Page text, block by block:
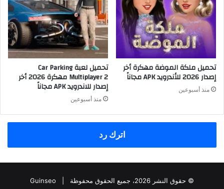
تحميل ملكة الموضة مهكرة أخر
إصدار 2026 للأندرويد APK مجاناً
منذ أسبوعين
تحميل لعبة Car Parking
Multiplayer 2 مهكرة 2026 أخر
إصدار للاندرويد APK مجاناً
منذ أسبوعين
اترك رد
© حقوق النشر 2026، جميع الحقوق محفوظة | Guinseo